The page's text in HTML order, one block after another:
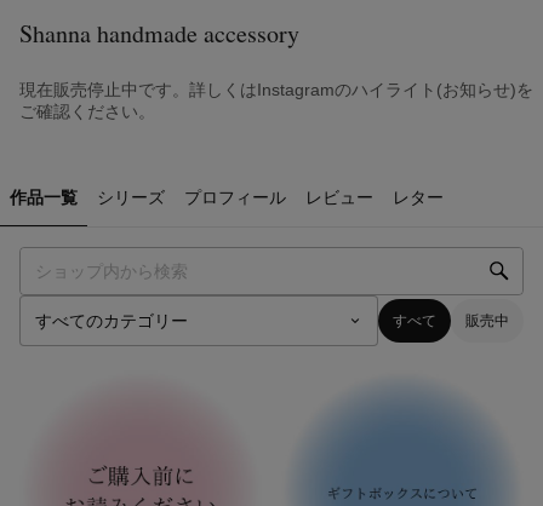
Shanna handmade accessory
現在販売停止中です。詳しくはInstagramのハイライト(お知らせ)を
ご確認ください。
作品一覧 シリーズ プロフィール レビュー レター
すべて 販売中